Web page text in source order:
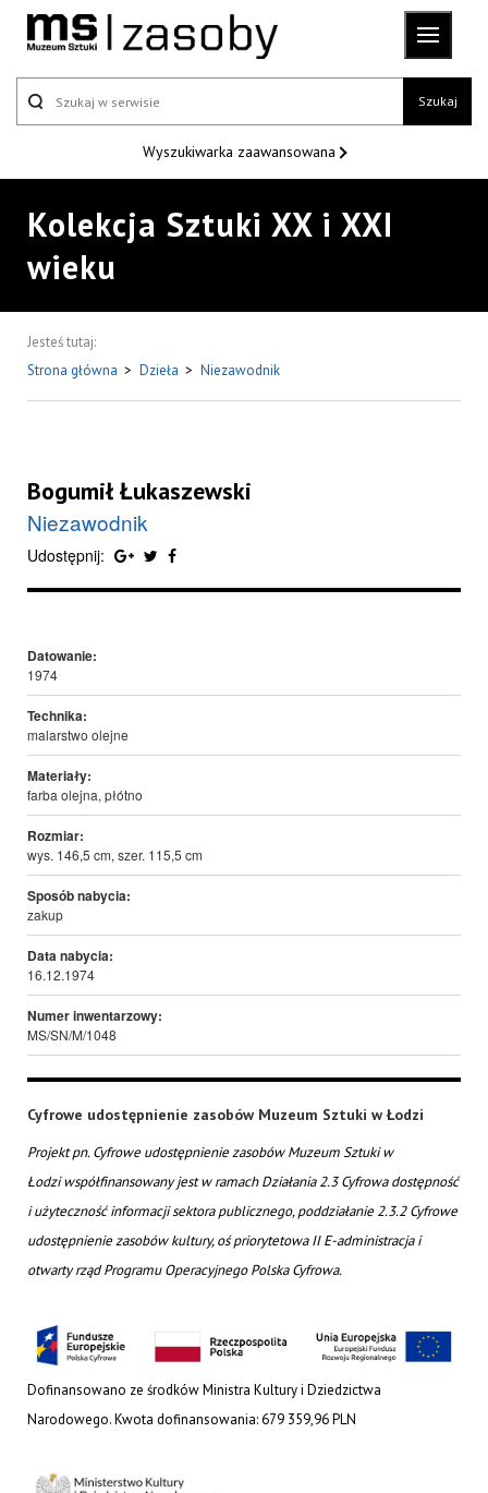
Szukaj
Wyszukiwarka zaawansowana
Kolekcja Sztuki XX i XXI
wieku
Jesteś tutaj:
Strona główna > Dzieła > Niezawodnik
Bogumił Łukaszewski
Niezawodnik
Udostępnij:
Datowanie:
1974
Technika:
malarstwo olejne
Materiały:
farba olejna, płótno
Rozmiar:
wys. 146,5 cm, szer. 115,5 cm
Sposób nabycia:
zakup
Data nabycia:
16.12.1974
Numer inwentarzowy:
MS/SN/M/1048
Cyfrowe udostępnienie zasobów Muzeum Sztuki w Łodzi
Projekt pn. Cyfrowe udostępnienie zasobów Muzeum Sztuki w
Łodzi współfinansowany jest w ramach Działania 2.3 Cyfrowa dostępność
i użyteczność informacji sektora publicznego, poddziałanie 2.3.2 Cyfrowe
udostępnienie zasobów kultury, oś priorytetowa II E-administracja i
otwarty rząd Programu Operacyjnego Polska Cyfrowa.
Dofinansowano ze środków Ministra Kultury i Dziedzictwa
Narodowego. Kwota dofinansowania: 679 359,96 PLN